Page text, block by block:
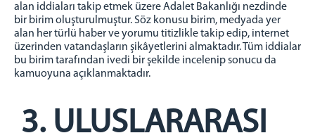
alan iddiaları takip etmek üzere Adalet Bakanlığı nezdinde
bir birim oluşturulmuştur. Söz konusu birim, medyada yer
alan her türlü haber ve yorumu titizlikle takip edip, internet
üzerinden vatandaşların şikâyetlerini almaktadır. Tüm iddialar
bu birim tarafından ivedi bir şekilde incelenip sonucu da
kamuoyuna açıklanmaktadır.
3. ULUSLARARASI